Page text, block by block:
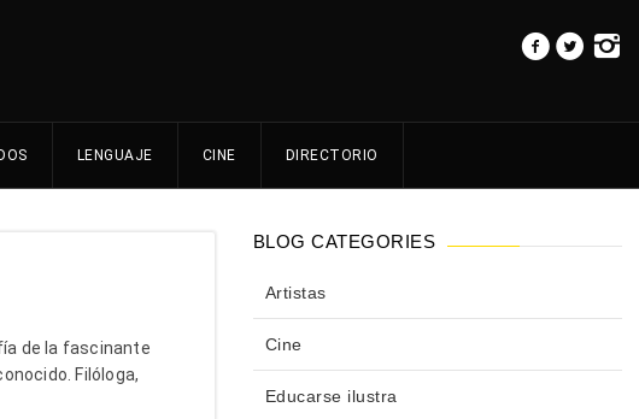
LENGUAJE CINE DIRECTORIO
de la fascinante
Filóloga,
BLOG CATEGORIES
Artistas
Cine
Educarse ilustra